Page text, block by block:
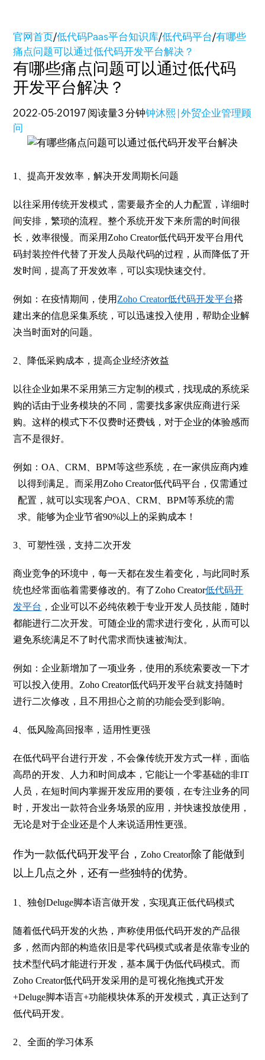
官网首页/低代码Paas平台知识库/低代码平台/有哪些
痛点问题可以通过低代码开发平台解决？
有哪些痛点问题可以通过低代码
开发平台解决？
2022-05-20197 阅读量3 分钟钟沐熙 | 外贸企业管理顾
问
1 、提高开发效率，解决开发周期长问题
以往采用传统开发模式，需要最齐全的人力配置，详细时
间安排，繁琐的流程。整个系统开发下来所需的时间很
长，效率很慢。而采用Zoho Creator低代码开发平台用代
码封装控件代替了开发人员敲代码的过程，从而降低了开
发时间，提高了开发效率，可以实现快速交付。
例如：在疫情期间，使用 Zoho Creator低代码开发平台搭
建出来的信息采集系统，可以迅速投入使用，帮助企业解
决当时面对的问题。
2 、降低采购成本，提高企业经济效益
以往企业如果不采用第三方定制的模式，找现成的系统采
购的话由于业务模块的不同，需要找多家供应商进行采
购。这样的模式下不仅费时还费钱，对于企业的体验感而
言不是很好。
例如：OA、CRM、BPM等这些系统，在一家供应商内难
以得到满足。而采用Zoho Creator低代码平台，仅需通过
配置，就可以实现客户OA、CRM、BPM等系统的需
求。能够为企业节省90%以上的采购成本！
3 、可塑性强，支持二次开发
商业竞争的环境中，每一天都在发生着变化，与此同时系
统也经常面临着需要修改的。有了Zoho Creator低代码开
发平台 ，企业可以不必纯依赖于专业开发人员技能，随时
都能进行二次开发。可随企业的需求进行变化，从而可以
避免系统满足不了时代需求而快速被淘汰。
例如：企业新增加了一项业务，使用的系统索要改一下才
可以投入使用。Zoho Creator低代码开发平台就支持随时
进行二次修改，且不用担心之前的功能会受到影响。
4 、低风险高回报率，适用性更强
在低代码平台进行开发，不会像传统开发方式一样，面临
高昂的开发、人力和时间成本，它能让一个零基础的非IT
人员，在短时间内掌握开发应用的要领，在专注业务的同
时，开发出一款符合业务场景的应用，并快速投放使用，
无论是对于企业还是个人来说适用性更强。
作为一款低代码开发平台，Zoho Creator除了能做到
以上几点之外，还有一些独特的优势。
1 、独创Deluge脚本语言做开发，实现真正低代码模式
随着低代码开发的火热，声称使用低代码开发的产品很
多，然而内部的构造依旧是零代码模式或者是依靠专业的
技术型代码才能进行开发，基本属于伪低代码模式。而
Zoho Creator低代码开发采用的是可视化拖拽式开发
+Deluge脚本语言+功能模块体系的开发模式，真正达到了
低代码开发。
2 、全面的学习体系